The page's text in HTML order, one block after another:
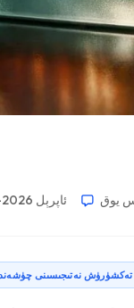
13-ئاپرېل 2026-يىل يوق
تەكشۈرۈش نەتىجىسىنى